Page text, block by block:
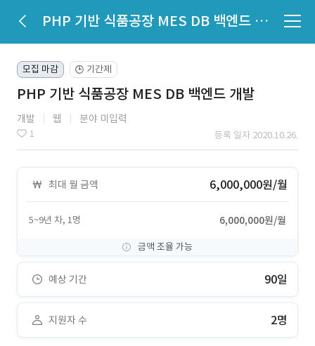
PHP 기반 식품공장 MES DB 백엔드 개발
모집 마감 🕒 기간제
PHP 기반 식품공장 MES DB 백엔드 개발
개발 웹 분야 미입력
1 등록 일자 2020.10.26.
최대 월 금액 6,000,000원/월
5~9년 차, 1명 6,000,000원/월
금액 조율 가능
예상 기간 90일
지원자 수 2명